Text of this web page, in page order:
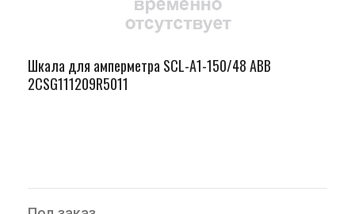
Шкала для амперметра SCL-A1-150/48 ABB
2CSG111209R5011